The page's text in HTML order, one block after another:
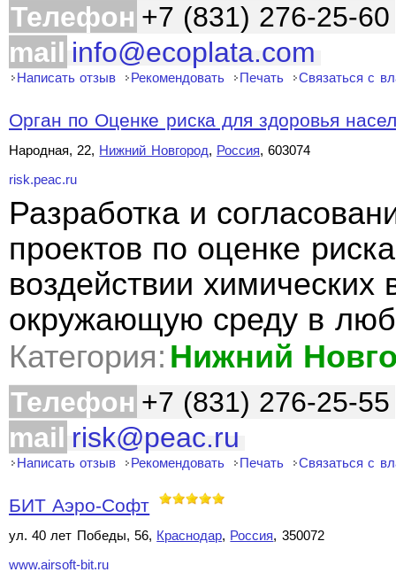
Телефон +7 (831) 276-25-60
mail info@ecoplata.com
Написать отзыв Рекомендовать Печать Связаться с
Орган по Оценке риска для здоровья
Народная, 22, Нижний Новгород, Россия, 603074
risk.peac.ru
Разработка и
проектов по оценке
воздействии
окружающую среду в
Категория: Нижний
Телефон +7 (831) 276-25-55
mail risk@peac.ru
Написать отзыв Рекомендовать Печать Связаться с
БИТ Аэро-Софт
ул. 40 лет Победы, 56, Краснодар, Россия, 350072
www.airsoft-bit.ru